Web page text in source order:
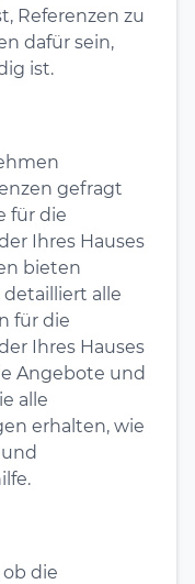
Referenzen zu
dafür sein,
ist.
gefragt
für die
Ihres Hauses
bieten
alle
für die
Ihres Hauses
Angebote und
alle
erhalten, wie
die